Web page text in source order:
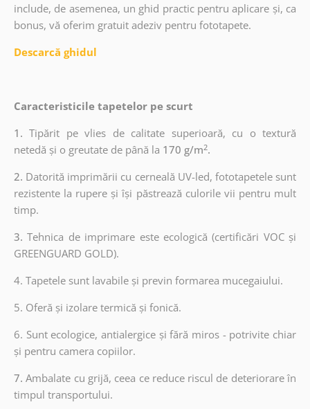
include, de asemenea, un ghid practic pentru aplicare și, ca
bonus, vă oferim gratuit adeziv pentru fototapete.
Descarcă ghidul
Caracteristicile tapetelor pe scurt
1.Tipărit pe vlies de calitate superioară, cu o textură
netedă și o greutate de până la 170 g/m2.
2. Datorită imprimării cu cerneală UV-led, fototapetele sunt
rezistente la rupere și își păstrează culorile vii pentru mult
timp.
3.Tehnica de imprimare este ecologică (certificări VOC și
GREENGUARD GOLD).
4. Tapetele sunt lavabile și previn formarea mucegaiului.
5. Oferă și izolare termică și fonică.
6. Sunt ecologice, antialergice și fără miros - potrivite chiar
și pentru camera copiilor.
7.Ambalate cu grijă, ceea ce reduce riscul de deteriorare în
timpul transportului.